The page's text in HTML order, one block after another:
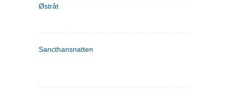
Østråt
Sancthansnatten